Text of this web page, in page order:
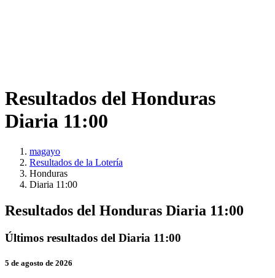
Resultados del Honduras
Diaria 11:00
magayo
Resultados de la Lotería
Honduras
Diaria 11:00
Resultados del Honduras Diaria 11:00
Últimos resultados del Diaria 11:00
5 de agosto de 2026